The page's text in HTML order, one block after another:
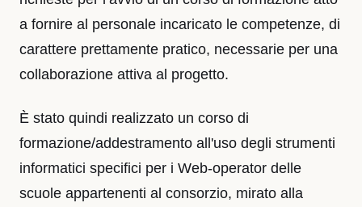
a fornire al personale incaricato le competenze, di
carattere prettamente pratico, necessarie per una
collaborazione attiva al progetto.
È stato quindi realizzato un corso di
formazione/addestramento all'uso degli strumenti
informatici specifici per i Web-operator delle
scuole appartenenti al consorzio, mirato alla